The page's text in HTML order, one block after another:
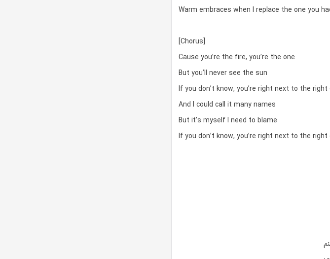
Warm embraces when I replace the one you
[Chorus]
Cause you’re the fire, you’re the one
But you’ll never see the sun
If you don’t know, you’re right next to the right
And I could call it many names
But it’s myself I need to blame
If you don’t know, you’re right next to the right